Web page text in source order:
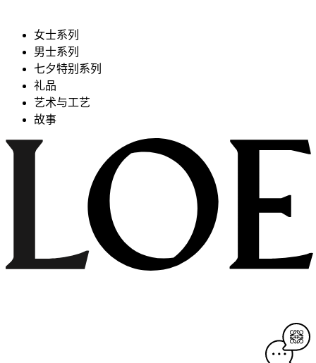
女士系列
男士系列
七夕特别系列
礼品
艺术与工艺
故事